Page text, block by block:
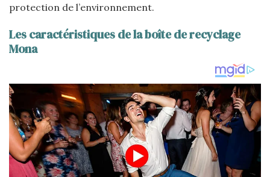
protection de l’environnement.
Les caractéristiques de la boîte de recyclage
Mona